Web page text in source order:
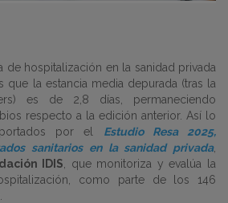
de hospitalización en la sanidad privada
que la estancia media depurada (tras la
es de 2,8 días, permaneciendo
respecto a la edición anterior. Así lo
por el Estudio Resa 2025,
sanitarios en la sanidad privada,
IDIS , que monitoriza y evalúa la
como parte de los 146